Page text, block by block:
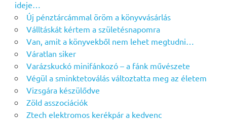
ideje…
Új pénztárcámmal öröm a könyvvásárlás
Válltáskát kértem a születésnapomra
Van, amit a könyvekből nem lehet megtudni…
Váratlan siker
Varázskuckó minifánkozó – a fánk művészete
Végül a sminktetoválás változtatta meg az életem
Vizsgára készülődve
Zöld asszociációk
Ztech elektromos kerékpár a kedvenc